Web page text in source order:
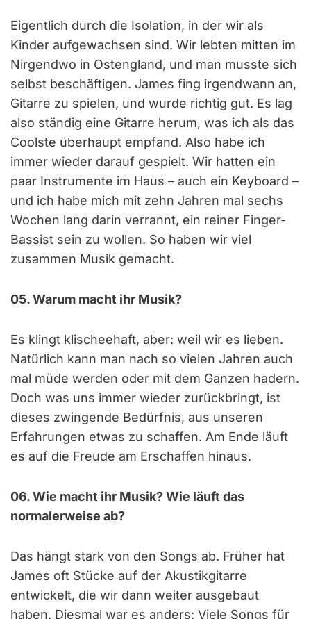
Eigentlich durch die Isolation, in der wir als
Kinder aufgewachsen sind. Wir lebten mitten im
Nirgendwo in Ostengland, und man musste sich
selbst beschäftigen. James fing irgendwann an,
Gitarre zu spielen, und wurde richtig gut. Es lag
also ständig eine Gitarre herum, was ich als das
Coolste überhaupt empfand. Also habe ich
immer wieder darauf gespielt. Wir hatten ein
paar Instrumente im Haus – auch ein Keyboard –
und ich habe mich mit zehn Jahren mal sechs
Wochen lang darin verrannt, ein reiner Finger-
Bassist sein zu wollen. So haben wir viel
zusammen Musik gemacht.
05. Warum macht ihr Musik?
Es klingt klischeehaft, aber: weil wir es lieben.
Natürlich kann man nach so vielen Jahren auch
mal müde werden oder mit dem Ganzen hadern.
Doch was uns immer wieder zurückbringt, ist
dieses zwingende Bedürfnis, aus unseren
Erfahrungen etwas zu schaffen. Am Ende läuft
es auf die Freude am Erschaffen hinaus.
06. Wie macht ihr Musik? Wie läuft das
normalerweise ab?
Das hängt stark von den Songs ab. Früher hat
James oft Stücke auf der Akustikgitarre
entwickelt, die wir dann weiter ausgebaut
haben. Diesmal war es anders: Viele Songs für